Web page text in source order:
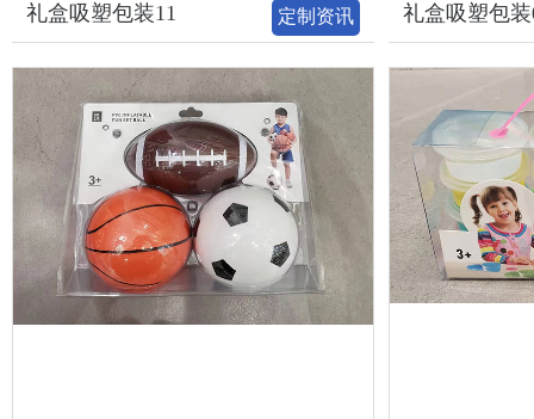
礼盒吸塑包装11 定制资讯 礼盒吸塑包装